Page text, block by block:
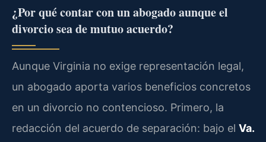
¿Por qué contar con un abogado aunque el
divorcio sea de mutuo acuerdo?
Aunque Virginia no exige representación legal,
un abogado aporta varios beneficios concretos
en un divorcio no contencioso. Primero, la
redacción del acuerdo de separación: bajo el Va.